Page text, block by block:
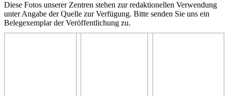
Diese Fotos unserer Zentren stehen zur redaktionellen Verwendung
unter Angabe der Quelle zur Verfügung. Bitte senden Sie uns ein
Belegexemplar der Veröffentlichung zu.